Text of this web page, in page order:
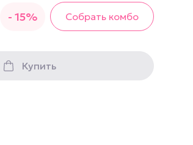
- 15% Собрать комбо
Купить